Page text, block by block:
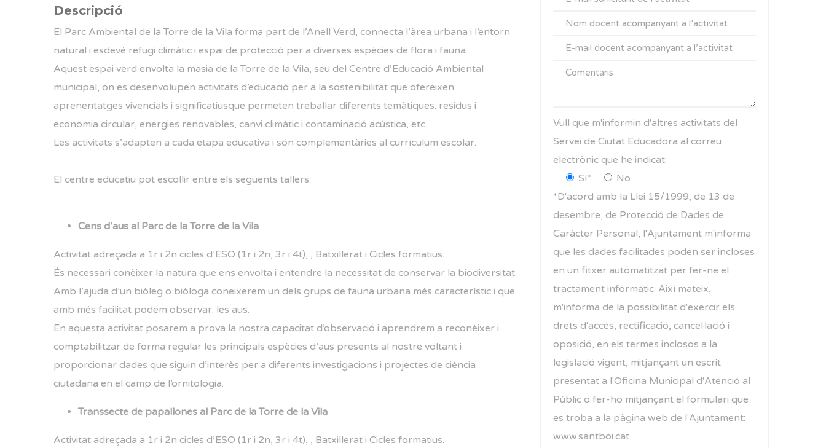
Descripció
El Parc Ambiental de la Torre de la Vila forma part de l’Anell Verd, connecta l’àrea urbana i l’entorn
natural i esdevé refugi climàtic i espai de protecció per a diverses espècies de flora i fauna.
Aquest espai verd envolta la masia de la Torre de la Vila, seu del Centre d’Educació Ambiental
municipal, on es desenvolupen activitats d’educació per a la sostenibilitat que ofereixen
aprenentatges vivencials i significatiusque permeten treballar diferents temàtiques: residus i
economia circular, energies renovables, canvi climàtic i contaminació acústica, etc.
Les activitats s’adapten a cada etapa educativa i són complementàries al currículum escolar.
El centre educatiu pot escollir entre els següents tallers:
Cens d’aus al Parc de la Torre de la Vila
Activitat adreçada a 1r i 2n cicles d’ESO (1r i 2n, 3r i 4t), , Batxillerat i Cicles formatius.
És necessari conèixer la natura que ens envolta i entendre la necessitat de conservar la biodiversitat.
Amb l’ajuda d’un biòleg o biòloga coneixerem un dels grups de fauna urbana més característic i que
amb més facilitat podem observar: les aus.
En aquesta activitat posarem a prova la nostra capacitat d’observació i aprendrem a reconèixer i
comptabilitzar de forma regular les principals espècies d’aus presents al nostre voltant i
proporcionar dades que siguin d’interès per a diferents investigacions i projectes de ciència
ciutadana en el camp de l’ornitologia.
Transsecte de papallones al Parc de la Torre de la Vila
Activitat adreçada a 1r i 2n cicles d’ESO (1r i 2n, 3r i 4t), , Batxillerat i Cicles formatius.
Vull que m'informin d'altres activitats del
Servei de Ciutat Educadora al correu
electrònic que he indicat:
Sí*
No
*D'acord amb la Llei 15/1999, de 13 de
desembre, de Protecció de Dades de
Caràcter Personal, l'Ajuntament m'informa
que les dades facilitades poden ser incloses
en un fitxer automatitzat per fer-ne el
tractament informàtic. Així mateix,
m'informa de la possibilitat d'exercir els
drets d'accés, rectificació, cancel·lació i
oposició, en els termes inclosos a la
legislació vigent, mitjançant un escrit
presentat a l'Oficina Municipal d'Atenció al
Públic o fer-ho mitjançant el formulari que
es troba a la pàgina web de l'Ajuntament:
www.santboi.cat